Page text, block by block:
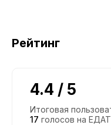
Рейтинг
4.4 / 5
Итоговая
17 голосов на